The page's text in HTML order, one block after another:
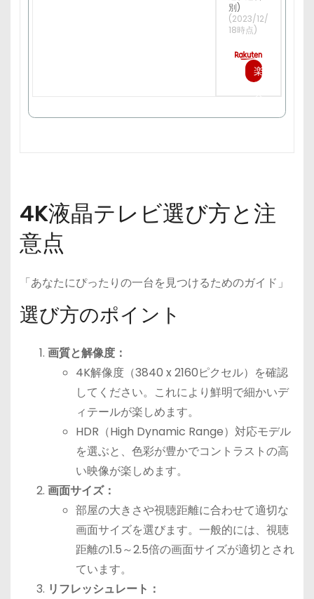
別)
(2023/12/
18時点)
楽
で
4K液晶テレビ選び方と注
意点
「あなたにぴったりの一台を見つけるためのガイド」
選び方のポイント
画質と解像度：
4K解像度（3840 x 2160ピクセル）を確認
してください。これにより鮮明で細かいデ
ィテールが楽しめます。
HDR（High Dynamic Range）対応モデル
を選ぶと、色彩が豊かでコントラストの高
い映像が楽しめます。
画面サイズ：
部屋の大きさや視聴距離に合わせて適切な
画面サイズを選びます。一般的には、視聴
距離の1.5～2.5倍の画面サイズが適切とされ
ています。
リフレッシュレート：